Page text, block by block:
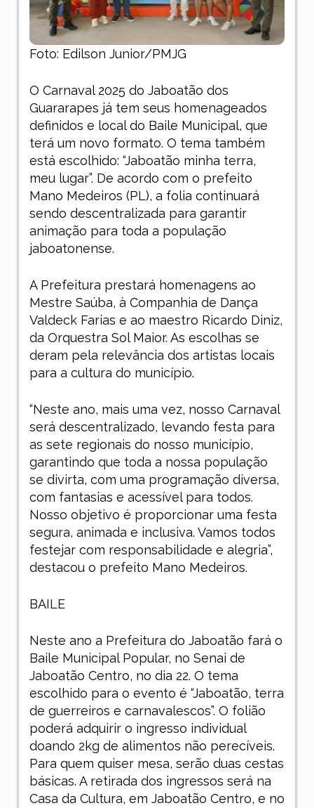
Foto: Edilson Junior/PMJG
O Carnaval 2025 do Jaboatão dos
Guararapes já tem seus homenageados
definidos e local do Baile Municipal, que
terá um novo formato. O tema também
está escolhido: “Jaboatão minha terra,
meu lugar”. De acordo com o prefeito
Mano Medeiros (PL), a folia continuará
sendo descentralizada para garantir
animação para toda a população
jaboatonense.
A Prefeitura prestará homenagens ao
Mestre Saúba, à Companhia de Dança
Valdeck Farias e ao maestro Ricardo Diniz,
da Orquestra Sol Maior. As escolhas se
deram pela relevância dos artistas locais
para a cultura do município.
“Neste ano, mais uma vez, nosso Carnaval
será descentralizado, levando festa para
as sete regionais do nosso município,
garantindo que toda a nossa população
se divirta, com uma programação diversa,
com fantasias e acessível para todos.
Nosso objetivo é proporcionar uma festa
segura, animada e inclusiva. Vamos todos
festejar com responsabilidade e alegria”,
destacou o prefeito Mano Medeiros.
BAILE
Neste ano a Prefeitura do Jaboatão fará o
Baile Municipal Popular, no Senai de
Jaboatão Centro, no dia 22. O tema
escolhido para o evento é “Jaboatão, terra
de guerreiros e carnavalescos”. O folião
poderá adquirir o ingresso individual
doando 2kg de alimentos não perecíveis.
Para quem quiser mesa, serão duas cestas
básicas. A retirada dos ingressos será na
Casa da Cultura, em Jaboatão Centro, e no